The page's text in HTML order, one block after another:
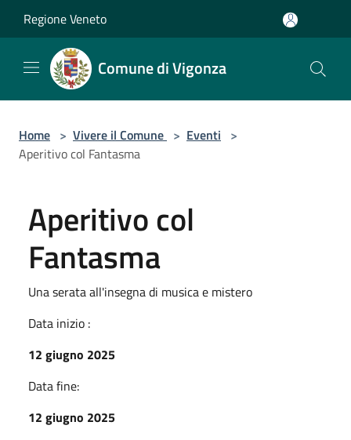
Regione Veneto
Comune di Vigonza
Home > Vivere il Comune > Eventi >
Aperitivo col Fantasma
Aperitivo col
Fantasma
Una serata all'insegna di musica e mistero
Data inizio :
12 giugno 2025
Data fine:
12 giugno 2025